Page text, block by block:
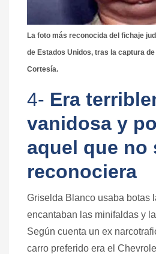
La foto más reconocida del fichaje
de Estados Unidos, tras la captura
Cortesía.
4- Era
vanidosa y
aquel que no
reconociera
Griselda Blanco usaba botas
encantaban las minifaldas y
Según cuenta un ex
carro preferido era el